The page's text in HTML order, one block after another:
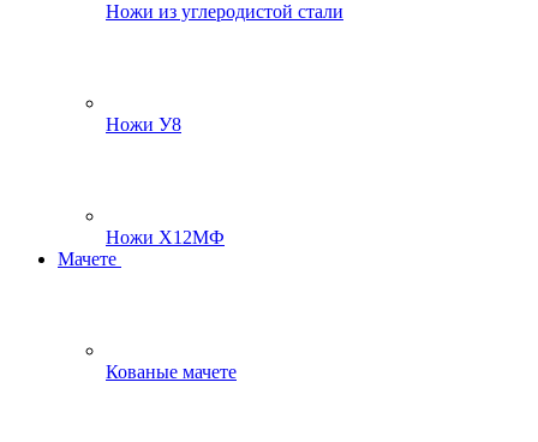
Ножи из углеродистой стали
Ножи У8
Ножи Х12МФ
Мачете
Кованые мачете